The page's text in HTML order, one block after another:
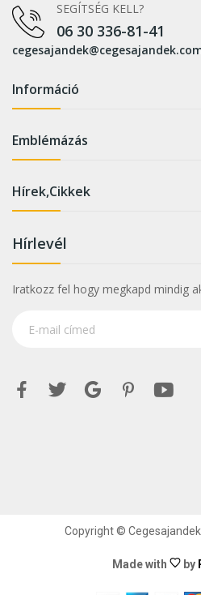
SEGÍTSÉG KELL?
06 30 336-81-41
Információ
Emblémázás
Hírek,Cikkek
Hírlevél
Iratkozz fel hogy megkapd mindig
Copyright ©
Made with by